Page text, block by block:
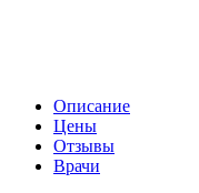
Описание
Цены
Отзывы
Врачи